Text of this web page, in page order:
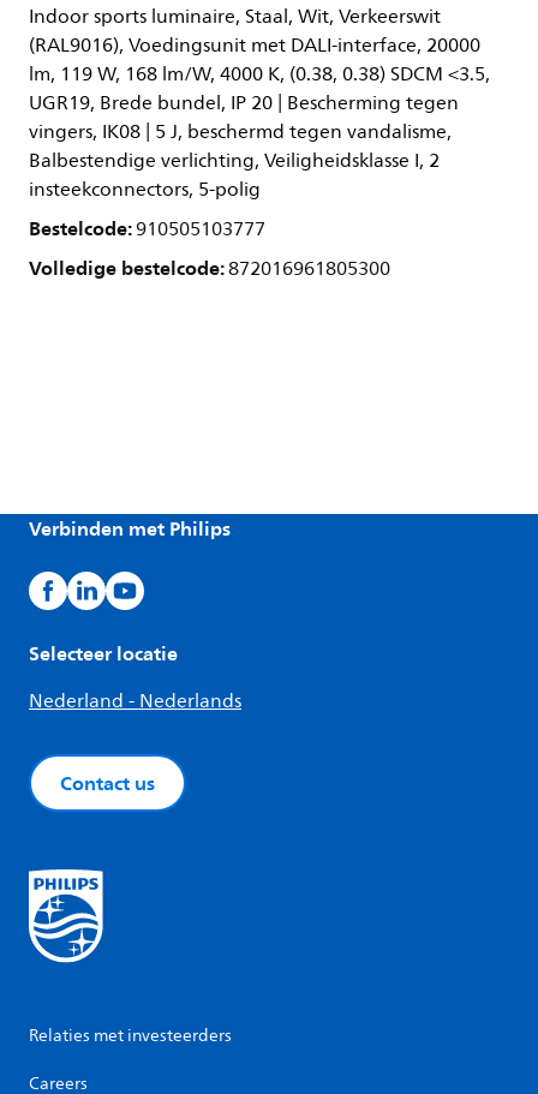
Indoor sports luminaire, Staal, Wit, Verkeerswit
(RAL9016), Voedingsunit met DALI-interface, 20000
lm, 119 W, 168 lm/W, 4000 K, (0.38, 0.38) SDCM <3.5,
UGR19, Brede bundel, IP 20 | Bescherming tegen
vingers, IK08 | 5 J, beschermd tegen vandalisme,
Balbestendige verlichting, Veiligheidsklasse I, 2
insteekconnectors, 5-polig
Bestelcode:910505103777
Volledige bestelcode:872016961805300
Verbinden met Philips
Selecteer locatie
Nederland - Nederlands
Contact us
Relaties met investeerders
Careers